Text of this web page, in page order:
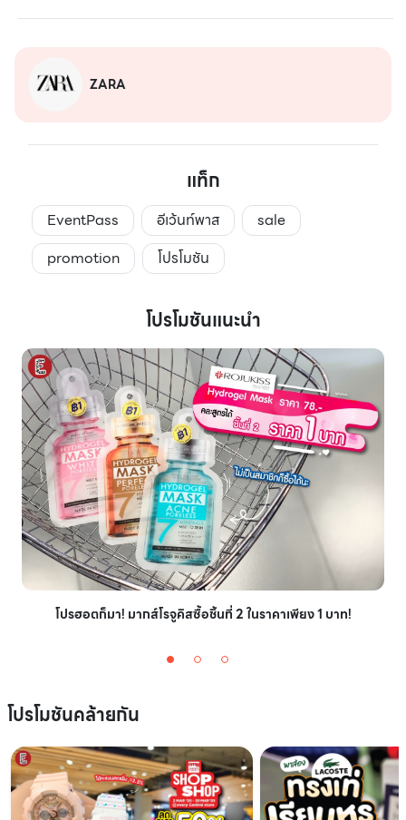
ZARA
แท็ก
EventPass อีเว้นท์พาส
sale
promotion
โปรโมชัน
โปรโมชันแนะนำ
โปรฮอตก็มา! มากส์โรจูคิสซื้อชิ้นที่ 2 ในราคาเพียง 1 บาท!
โปรโมชันคล้ายกัน